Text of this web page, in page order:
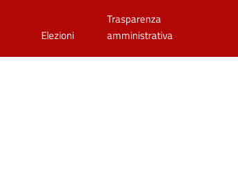
Elezioni
Trasparenza
amministrativa